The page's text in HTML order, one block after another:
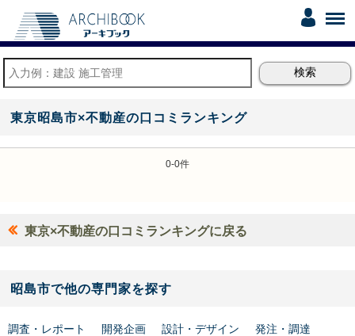
東京昭島市×不動産の口コミランキング
0-0件
東京×不動産の口コミランキングに戻る
昭島市で他の専門家を探す
調査・レポート 開発企画 設計・デザイン
発注・調達